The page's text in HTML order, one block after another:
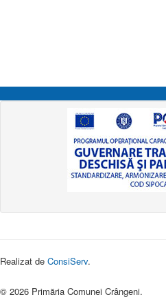
Realizat de ConsiServ.
© 2026 Primăria Comunei Crângeni.